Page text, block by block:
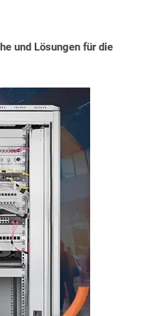
und Lösungen für die